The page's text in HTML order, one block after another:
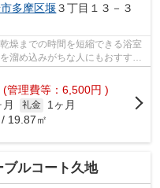
市多摩区堰３丁目１３－３
燥までの時間を短縮できる浴室
溜め込みがちな人にもおすすめ
(管理費等：6,500円 )
礼金
1ヶ月
19.87㎡
ブルコート久地